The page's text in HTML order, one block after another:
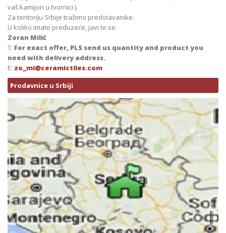
vaš kamijon u tvornici ).
Za teritoriju Srbije tražimo predstavanike.
U koliko imate preduzeće, javi te se.
Zoran Milić
T: For exact offer, PLS send us quantity and product you
need with delivery address.
E: zo_mi@ceramictiles.com
Prodavnice u Srbiji